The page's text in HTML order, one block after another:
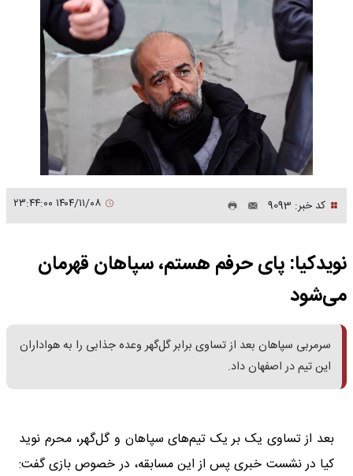
کد خبر: 9093
نویدکیا: پای حرفم هستم، سپاهان قهرمان
می‌شود
سرمربی سپاهان بعد از تساوی برابر گل‌گهر وعده جذابی را به هواداران
این تیم در اصفهان داد.
بعد از تساوی یک بر یک تیم‌های سپاهان و گل‌گهر، محرم نوید
کیا در نشست خبری پس از این مسابقه، در خصوص بازی گفت: